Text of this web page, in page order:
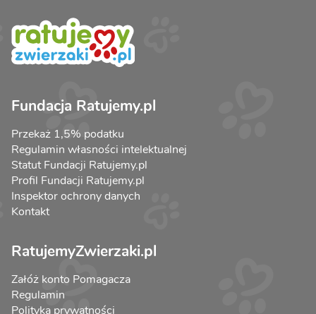
Fundacja Ratujemy.pl
Przekaż 1,5% podatku
Regulamin własności intelektualnej
Statut Fundacji Ratujemy.pl
Profil Fundacji Ratujemy.pl
Inspektor ochrony danych
Kontakt
RatujemyZwierzaki.pl
Załóż konto Pomagacza
Regulamin
Polityka prywatności